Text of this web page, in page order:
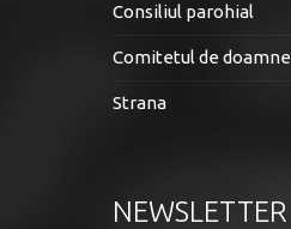
Consiliul parohial
Comitetul de doamne
Strana
NEWSLETTER